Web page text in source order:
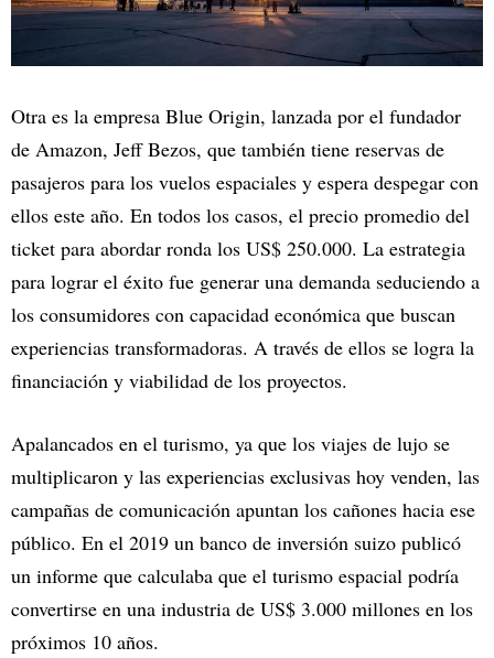
Otra es la empresa Blue Origin, lanzada por el fundador
de Amazon, Jeff Bezos, que también tiene reservas de
pasajeros para los vuelos espaciales y espera despegar con
ellos este año. En todos los casos, el precio promedio del
ticket para abordar ronda los US$ 250.000. La estrategia
para lograr el éxito fue generar una demanda seduciendo a
los consumidores con capacidad económica que buscan
experiencias transformadoras. A través de ellos se logra la
financiación y viabilidad de los proyectos.
Apalancados en el turismo, ya que los viajes de lujo se
multiplicaron y las experiencias exclusivas hoy venden, las
campañas de comunicación apuntan los cañones hacia ese
público. En el 2019 un banco de inversión suizo publicó
un informe que calculaba que el turismo espacial podría
convertirse en una industria de US$ 3.000 millones en los
próximos 10 años.